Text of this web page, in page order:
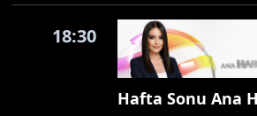
18:30
Hafta Sonu Ana